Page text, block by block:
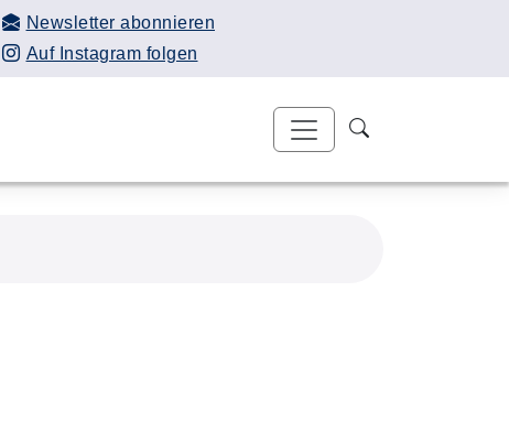
Newsletter abonnieren
Auf Instagram folgen